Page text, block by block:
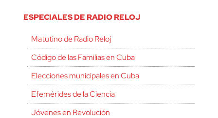
ESPECIALES DE RADIO RELOJ
Matutino de Radio Reloj
Código de las Familias en Cuba
Elecciones municipales en Cuba
Efemérides de la Ciencia
Jóvenes en Revolución